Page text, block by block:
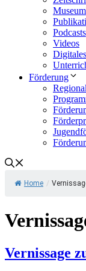
Podcasts
Videos
Förderung
Home /
Vernissage